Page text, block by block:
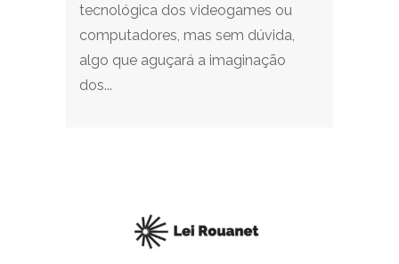
tecnológica dos videogames ou
computadores, mas sem dúvida,
algo que aguçará a imaginação
dos...